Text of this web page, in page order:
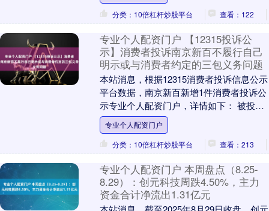
分类：10倍杠杆炒股平台
查看：122
专业个人配资门户 【12315投诉公
示】消费者投诉南京新百不履行自己
明示或与消费者约定的三包义务问题
本站消息，根据12315消费者投诉信息公示
平台数据，南京新百新增1件消费者投诉公
示专业个人配资门户，详情如下： 被投诉
企业：南京新街口百货商店股份有限公司
投诉基....
专业个人配资门户
分类：10倍杠杆炒股平台
查看：213
专业个人配资门户 本周盘点（8.25-
8.29）：创元科技周跌4.50%，主力
资金合计净流出1.31亿元